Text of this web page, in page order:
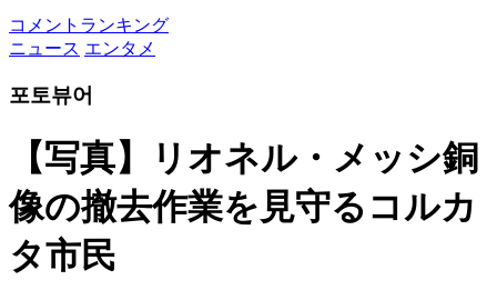
コメントランキング
ニュース エンタメ
포토뷰어
【写真】リオネル・メッシ銅
像の撤去作業を見守るコルカ
タ市民